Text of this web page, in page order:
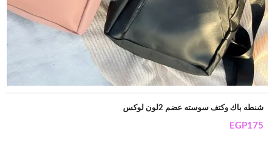
شنطه باك وكتف سوسته عضم 2لون لوكس
EGP175